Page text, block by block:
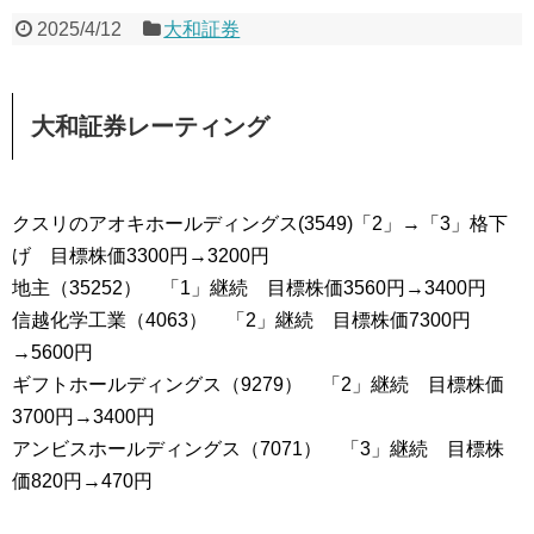
2025/4/12 大和証券
大和証券レーティング
クスリのアオキホールディングス(3549)「2」→「3」格下
げ 目標株価3300円→3200円
地主（35252） 「1」継続 目標株価3560円→3400円
信越化学工業（4063） 「2」継続 目標株価7300円
→5600円
ギフトホールディングス（9279） 「2」継続 目標株価
3700円→3400円
アンビスホールディングス（7071） 「3」継続 目標株
価820円→470円